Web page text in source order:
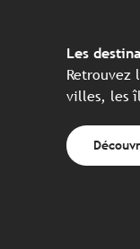
Les
Retrouvez
villes, les